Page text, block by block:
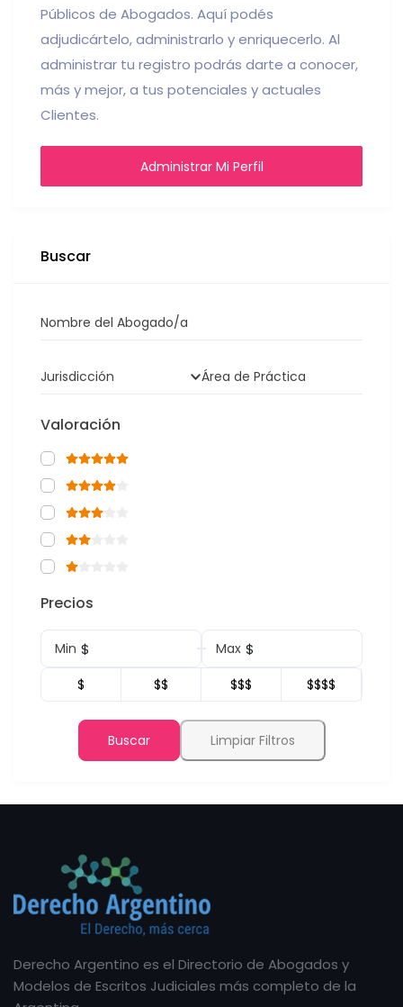
Públicos de Abogados. Aquí podés
adjudicártelo, administrarlo y enriquecerlo. Al
administrar tu registro podrás darte a conocer,
más y mejor, a tus potenciales y actuales
Clientes.
Administrar Mi Perfil
Buscar
Nombre del Abogado/a
Jurisdicción Área de Práctica
Valoración
Precios
Min $ Max $
$ $$ $$$ $$$$
Buscar Limpiar Filtros
Derecho Argentino es el Directorio de Abogados y
Modelos de Escritos Judiciales más completo de la